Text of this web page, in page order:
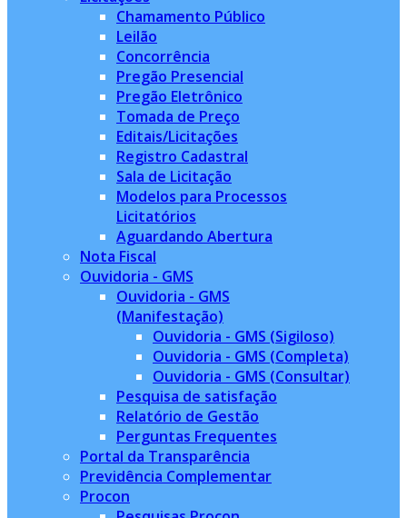
Chamamento Público
Leilão
Concorrência
Pregão Presencial
Pregão Eletrônico
Tomada de Preço
Editais/Licitações
Registro Cadastral
Sala de Licitação
Modelos para Processos
Licitatórios
Aguardando Abertura
Nota Fiscal
Ouvidoria - GMS
Ouvidoria - GMS
(Manifestação)
Ouvidoria - GMS (Sigiloso)
Ouvidoria - GMS (Completa)
Ouvidoria - GMS (Consultar)
Pesquisa de satisfação
Relatório de Gestão
Perguntas Frequentes
Portal da Transparência
Previdência Complementar
Procon